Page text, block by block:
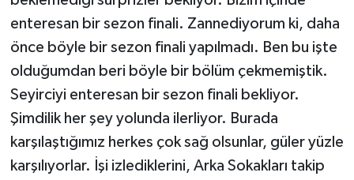
enteresan bir sezon finali. Zannediyorum ki, daha
önce böyle bir sezon finali yapılmadı. Ben bu işte
olduğumdan beri böyle bir bölüm çekmemiştik.
Seyirciyi enteresan bir sezon finali bekliyor.
Şimdilik her şey yolunda ilerliyor. Burada
karşılaştığımız herkes çok sağ olsunlar, güler yüzle
karşılıyorlar. İşi izlediklerini, Arka Sokakları takip